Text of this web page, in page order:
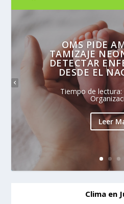
OMS PIDE
TAMIZAJE
DETECTAR
DESDE EL
Tiempo de
Leer
Clima en